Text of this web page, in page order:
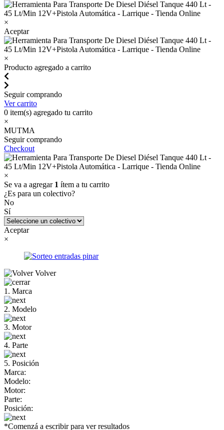
×
Aceptar
×
Producto agregado a carrito
Seguir comprando
Ver carrito
0 item(s) agregado tu carrito
×
MUTMA
Seguir comprando
Checkout
×
Se va a agregar 1 ítem a tu carrito
¿Es para un colectivo?
No
Sí
Aceptar
×
Volver
1. Marca
2. Modelo
3. Motor
4. Parte
5. Posición
Marca:
Modelo:
Motor:
Parte:
Posición:
*Comenzá a escribir para ver resultados